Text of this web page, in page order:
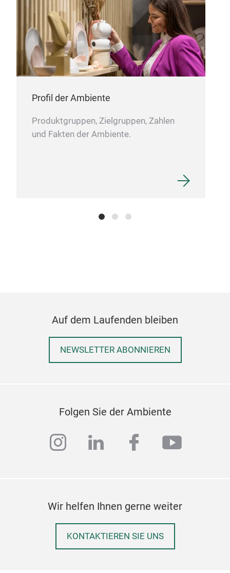
Profil der Ambiente
Produktgruppen, Zielgruppen, Zahlen
und Fakten der Ambiente.
Auf dem Laufenden bleiben
NEWSLETTER ABONNIEREN
Folgen Sie der Ambiente
instagram
linkedinfacebook
Wir helfen Ihnen gerne weiter
KONTAKTIEREN SIE UNS